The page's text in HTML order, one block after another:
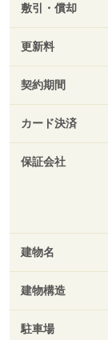
敷引・償却
更新料
契約期間
カード決済
保証会社
建物名
建物構造
駐車場